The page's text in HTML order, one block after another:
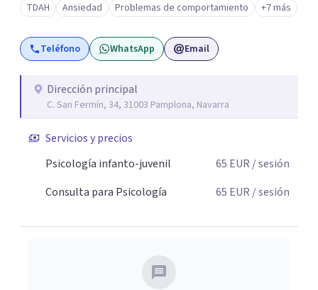
TDAH Ansiedad Problemas de comportamiento +7 más
Teléfono WhatsApp Email
Dirección principal
C. San Fermín, 34, 31003 Pamplona, Navarra
Servicios y precios
Psicología infanto-juvenil
65 EUR / sesión
Consulta para Psicología
65 EUR / sesión